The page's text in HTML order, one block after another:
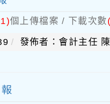
個上傳檔案 / 下載次數
發佈者：會計主任